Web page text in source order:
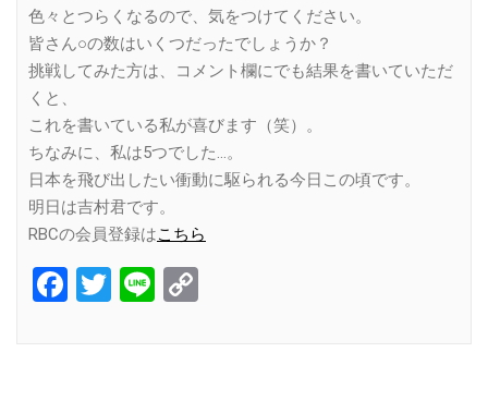
色々とつらくなるので、気をつけてください。
皆さん○の数はいくつだったでしょうか？
挑戦してみた方は、コメント欄にでも結果を書いていただ
くと、
これを書いている私が喜びます（笑）。
ちなみに、私は5つでした…。
日本を飛び出したい衝動に駆られる今日この頃です。
明日は吉村君です。
RBCの会員登録はこちら
Facebook
Twitter
Line